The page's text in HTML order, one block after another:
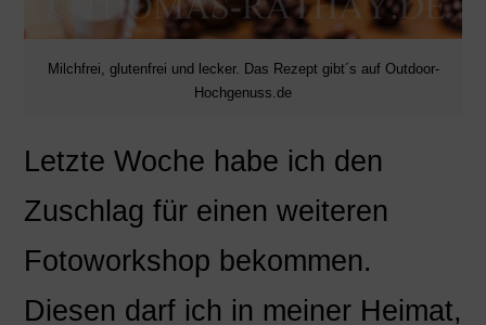
Milchfrei, glutenfrei und lecker. Das Rezept gibt´s auf Outdoor-
Hochgenuss.de
Letzte Woche habe ich den
Zuschlag für einen weiteren
Fotoworkshop bekommen.
Diesen darf ich in meiner Heimat,